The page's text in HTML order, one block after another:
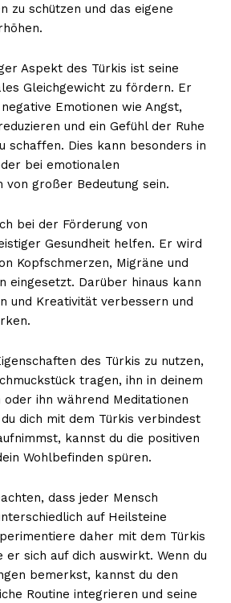
zu schützen und das eigene
Aspekt des Türkis ist seine
Gleichgewicht zu fördern. Er
Emotionen wie Angst,
und ein Gefühl der Ruhe
schaffen. Dies kann besonders in
bei emotionalen
von großer Bedeutung sein.
bei der Förderung von
Gesundheit helfen. Er wird
Kopfschmerzen, Migräne und
eingesetzt. Darüber hinaus kann
und Kreativität verbessern und
des Türkis zu nutzen,
tragen, ihn in deinem
oder ihn während Meditationen
dich mit dem Türkis verbindest
kannst du die positiven
Wohlbefinden spüren.
dass jeder Mensch
auf Heilsteine
daher mit dem Türkis
er sich auf dich auswirkt. Wenn du
bemerkst, kannst du den
Routine integrieren und seine